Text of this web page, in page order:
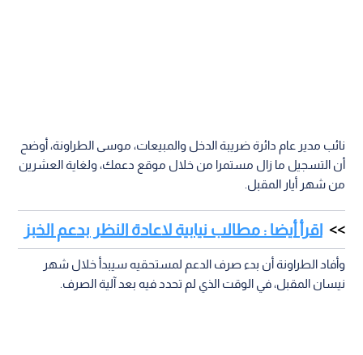
نائب مدير عام دائرة ضريبة الدخل والمبيعات، موسى الطراونة، أوضح
أن التسجيل ما زال مستمرا من خلال موقع دعمك، ولغاية العشرين
من شهر أيار المقبل.
اقرأ أيضا : مطالب نيابية لاعادة النظر بدعم الخبز
وأفاد الطراونة أن بدء صرف الدعم لمستحقيه سيبدأ خلال شهر
نيسان المقبل، في الوقت الذي لم تحدد فيه بعد آلية الصرف.